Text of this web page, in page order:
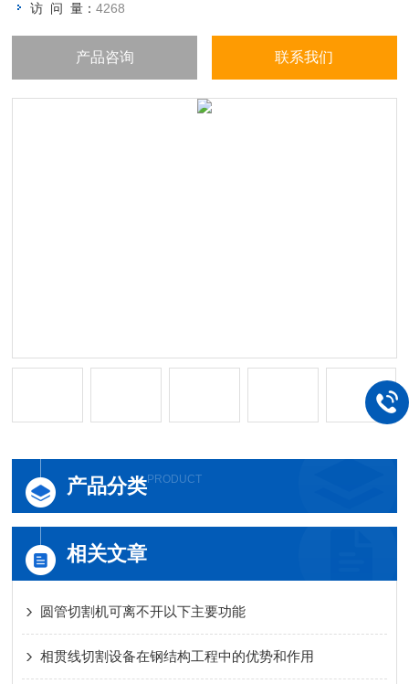
访 问 量：4268
产品咨询 联系我们
产品分类PRODUCT
相关文章
圆管切割机可离不开以下主要功能
相贯线切割设备在钢结构工程中的优势和作用